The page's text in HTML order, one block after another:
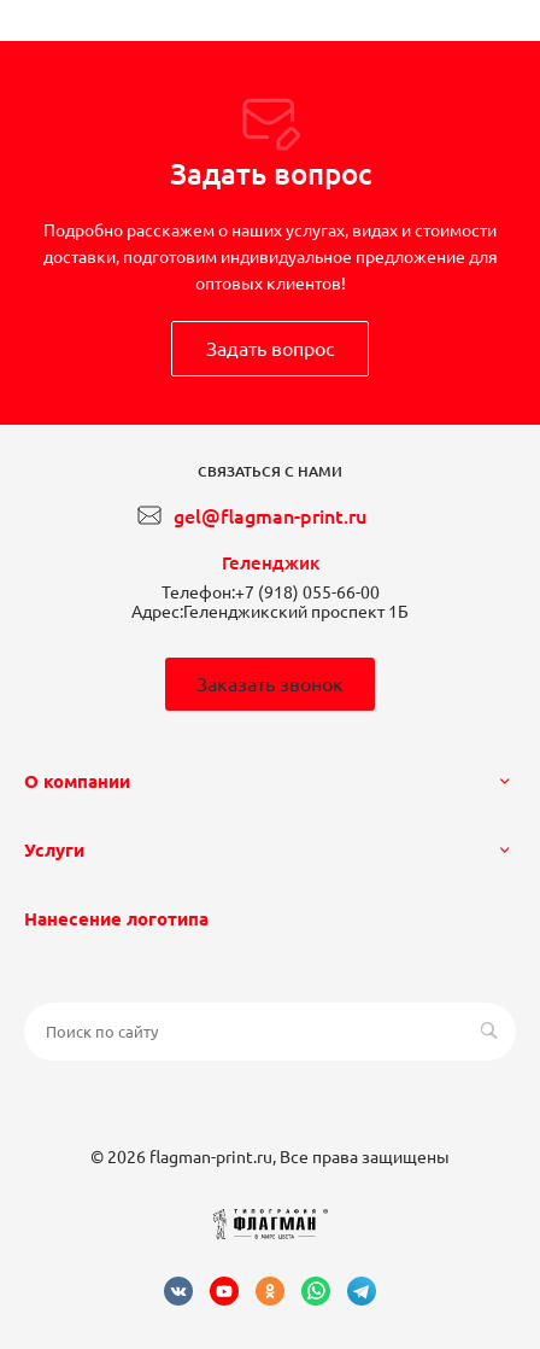
Задать вопрос
Подробно расскажем о наших услугах, видах и стоимости
доставки, подготовим индивидуальное предложение для
оптовых клиентов!
Задать вопрос
СВЯЗАТЬСЯ С НАМИ
gel@flagman-print.ru
Геленджик
Телефон:+7 (918) 055-66-00
Адрес:Геленджикский проспект 1Б
Заказать звонок
О компании
Услуги
Нанесение логотипа
© 2026 flagman-print.ru, Все права защищены